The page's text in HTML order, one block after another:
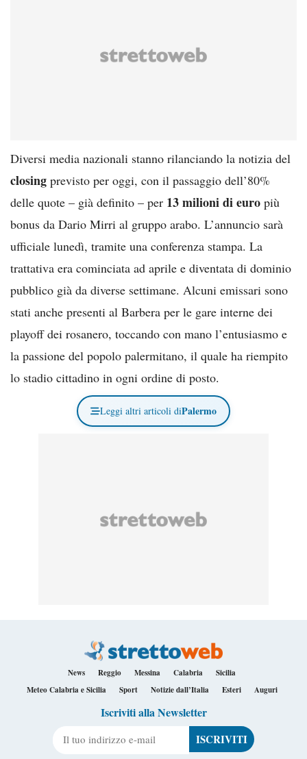
Diversi media nazionali stanno rilanciando la notizia del
closing previsto per oggi, con il passaggio dell’80%
delle quote – già definito – per 13 milioni di euro più
bonus da Dario Mirri al gruppo arabo. L’annuncio sarà
ufficiale lunedì, tramite una conferenza stampa. La
trattativa era cominciata ad aprile e diventata di dominio
pubblico già da diverse settimane. Alcuni emissari sono
stati anche presenti al Barbera per le gare interne dei
playoff dei rosanero, toccando con mano l’entusiasmo e
la passione del popolo palermitano, il quale ha riempito
lo stadio cittadino in ogni ordine di posto.
Leggi altri articoli diPalermo
News Reggio Messina Calabria
Sicilia
Meteo Calabria e Sicilia
Sport Notizie dall’Italia Esteri Auguri
Iscriviti alla Newsletter